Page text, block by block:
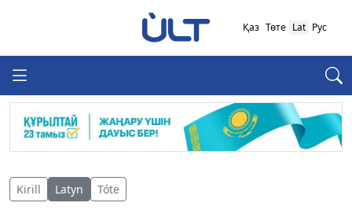
Қаз Төте Lat Рус
Kirill Latyn Tóte